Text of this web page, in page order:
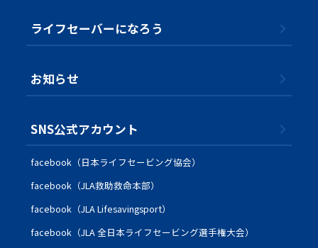
ライフセーバーになろう
お知らせ
SNS公式アカウント
facebook（日本ライフセービング協会）
facebook（JLA救助救命本部）
facebook（JLA Lifesavingsport）
facebook（JLA 全日本ライフセービング選手権大会）